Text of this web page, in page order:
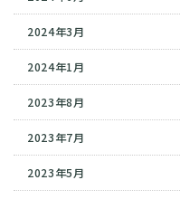
2024年3月
2024年1月
2023年8月
2023年7月
2023年5月